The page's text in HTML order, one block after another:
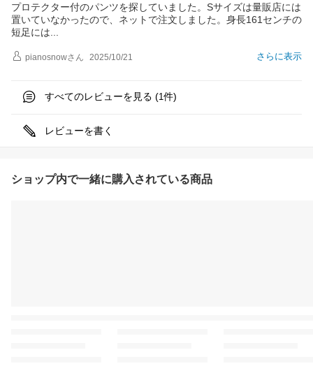
プロテクター付のパンツを探していました。Sサイズは量販店には
置いていなかったので、ネットで注文しました。身長161センチの
短足には
さらに表示
pianosnowさん 2025/10/21
すべてのレビューを見る (1 件)
レビューを書く
ショップ内で一緒に購入されている商品